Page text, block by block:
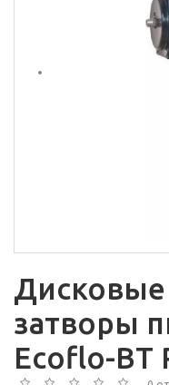
затворы
Ecoflo-BT